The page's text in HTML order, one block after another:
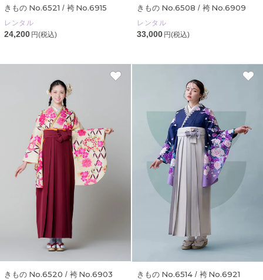
きもの No.6521 / 袴 No.6915
レンタル
24,200 円(税込)
きもの No.6508 / 袴 No.6909
レンタル
33,000 円(税込)
きもの No.6520 / 袴 No.6903 きもの No.6514/ 袴 No.6921